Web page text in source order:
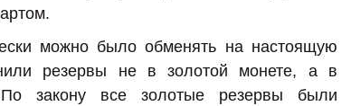
можно было обменять на настоящую
резервы не в золотой монете, а в
По закону все золотые резервы были